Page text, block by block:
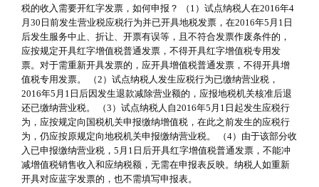
税的收入需要开红字发票，如何申报？ （1）试点纳税人在2016年4
月30日前发生营业税应税行为并已开具地税发票，在2016年5月1日
后发生服务中止、折让、开票有误等，且不符合发票作废条件的，
应按规定开具红字增值税普通发票，不得开具红字增值税专用发
票。对于需重新开具发票的，应开具增值税普通发票，不得开具增
值税专用发票。 （2）试点纳税人发生应税行为已缴纳营业税，
2016年5月1日后因发生退款减除营业额的，应报地税机关核准后退
还已缴纳营业税。 （3）试点纳税人自2016年5月1日起发生应税行
为，应按规定向国税机关申报缴纳增值税，在此之前发生的应税行
为，仍应按原规定向地税机关申报缴纳营业税。 （4）由于该部分收
入已申报缴纳营业税，5月1日后开具红字增值税普通发票，不能冲
减增值税销售收入和应纳税额，无需在申报表反映。纳税人如重新
开具对应蓝字发票的，也不需填写申报表。